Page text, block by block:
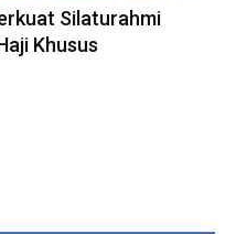
Silaturahmi
Khusus